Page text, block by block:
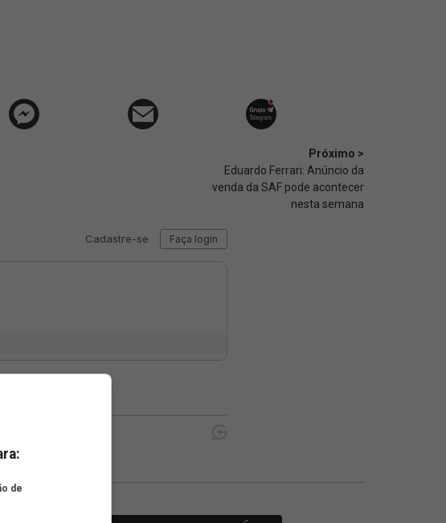
Próximo >
Eduardo Ferrari: Anúncio da
venda da SAF pode acontecer
nesta semana
de